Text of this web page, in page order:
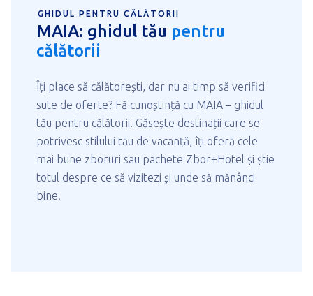
GHIDUL PENTRU CĂLĂTORII
MAIA: ghidul tău pentru
călătorii
Îți place să călătorești, dar nu ai timp să verifici
sute de oferte? Fă cunoștință cu MAIA – ghidul
tău pentru călătorii. Găsește destinații care se
potrivesc stilului tău de vacanță, îți oferă cele
mai bune zboruri sau pachete Zbor+Hotel și știe
totul despre ce să vizitezi și unde să mănânci
bine.